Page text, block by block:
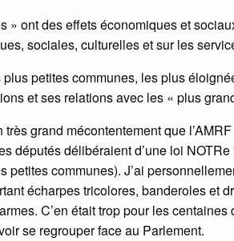
» ont des effets économiques et
sociales, culturelles et sur les
petites communes, les plus
et ses relations avec les « plus
très grand mécontentement que
députés délibéraient d’une loi
petites communes). J’ai
écharpes tricolores, banderoles et
C’en était trop pour les
se regrouper face au Parlement.